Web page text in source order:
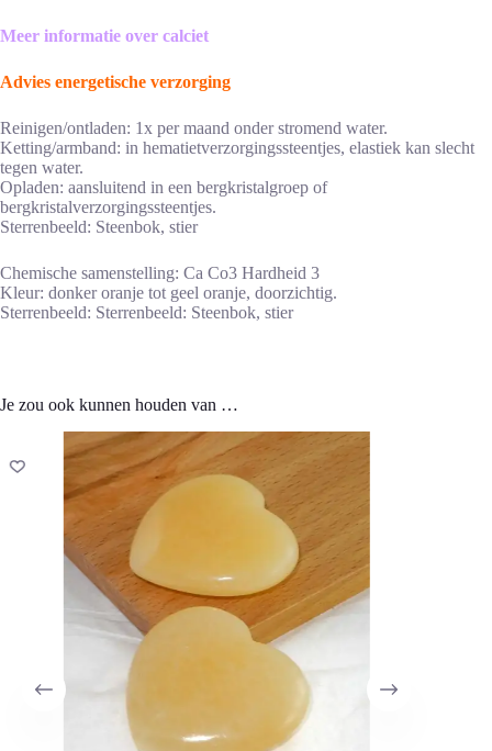
Meer informatie over calciet
Advies energetische verzorging
Reinigen/ontladen: 1x per maand onder stromend water.
Ketting/armband: in hematietverzorgingssteentjes, elastiek kan slecht
tegen water.
Opladen: aansluitend in een bergkristalgroep of
bergkristalverzorgingssteentjes.
Sterrenbeeld: Steenbok, stier
Chemische samenstelling: Ca Co3 Hardheid 3
Kleur: donker oranje tot geel oranje, doorzichtig.
Sterrenbeeld: Sterrenbeeld: Steenbok, stier
Je zou ook kunnen houden van …